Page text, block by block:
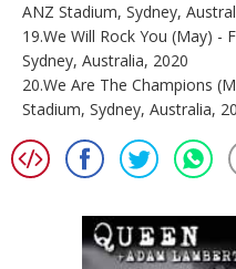
ANZ Stadium, Sydney,
19.We Will Rock You (May) -
Sydney, Australia, 2020
20.We Are The Champions
Stadium, Sydney, Australia,